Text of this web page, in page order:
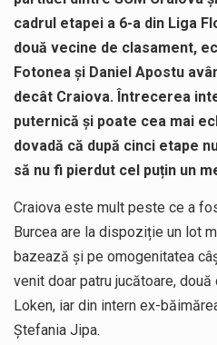
cadrul etapei a 6-a din Liga
două vecine de clasament,
Fotonea și Daniel Apostu
decât Craiova. Întrecerea
puternică și poate cea mai
dovadă că după cinci etape
să nu fi pierdut cel puțin un
Craiova este mult peste ce a
Burcea are la dispoziție un lot
bazează și pe omogenitatea
venit doar patru jucătoare,
Loken, iar din intern ex-
Ștefania Jipa.